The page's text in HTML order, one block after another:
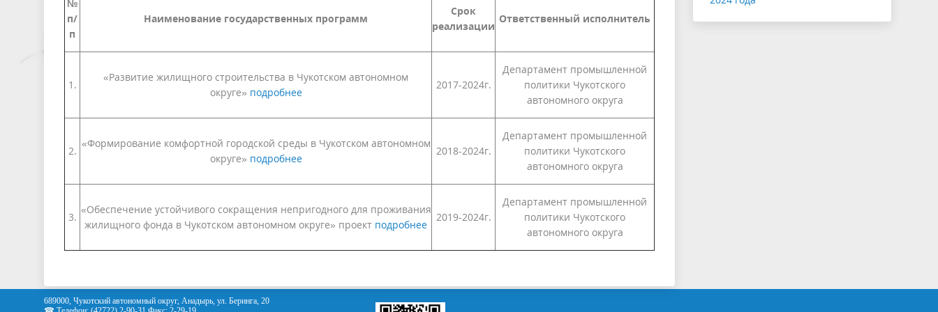
№
п/
п
Наименование государственных программ
Срок
реализации
Ответственный исполнитель
1.
«Развитие жилищного строительства в Чукотском автономном
округе» подробнее
2017-2024г.
Департамент промышленной
политики Чукотского
автономного округа
2.
«Формирование комфортной городской среды в Чукотском автономном
округе» подробнее
2018-2024г.
Департамент промышленной
политики Чукотского
автономного округа
3.
«Обеспечение устойчивого сокращения непригодного для проживания
жилищного фонда в Чукотском автономном округе» проект подробнее
2019-2024г.
Департамент промышленной
политики Чукотского
автономного округа
689000, Чукотский автономный округ, Анадырь, ул. Беринга, 20